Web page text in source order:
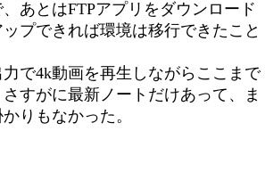
あとはFTPアプリをダウンロード
プできれば環境は移行できたこと
で4k動画を再生しながらここまで
すがに最新ノートだけあって、ま
りもなかった。